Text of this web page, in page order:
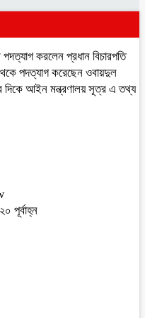
করলেন প্রধান বিচারপতি
থেকে পদত্যাগ করেছেন ওবায়দুল
দিকে আইন মন্ত্রণালয় সূত্র এ তথ্য
পূর্বাহ্ন